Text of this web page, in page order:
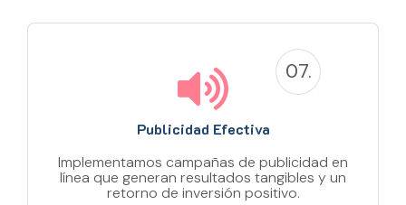
Publicidad Efectiva
Implementamos campañas de publicidad en
línea que generan resultados tangibles y un
retorno de inversión positivo.
07.